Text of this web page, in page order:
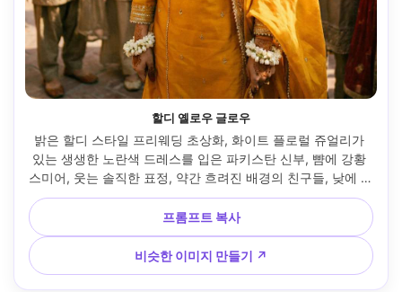
할디 옐로우 글로우
밝은 할디 스타일 프리웨딩 초상화, 화이트 플로럴 쥬얼리가
있는 생생한 노란색 드레스를 입은 파키스탄 신부, 뺨에 강황
스미어, 웃는 솔직한 표정, 약간 흐려진 배경의 친구들, 낮에 야
외 안뜰, 35mm 렌즈 다큐멘터리 프레임, 높은 셔터 선명함, 따
뜻하고 즐거운 색상 등급 --ar 4:5
프롬프트 복사
비슷한 이미지 만들기 ↗